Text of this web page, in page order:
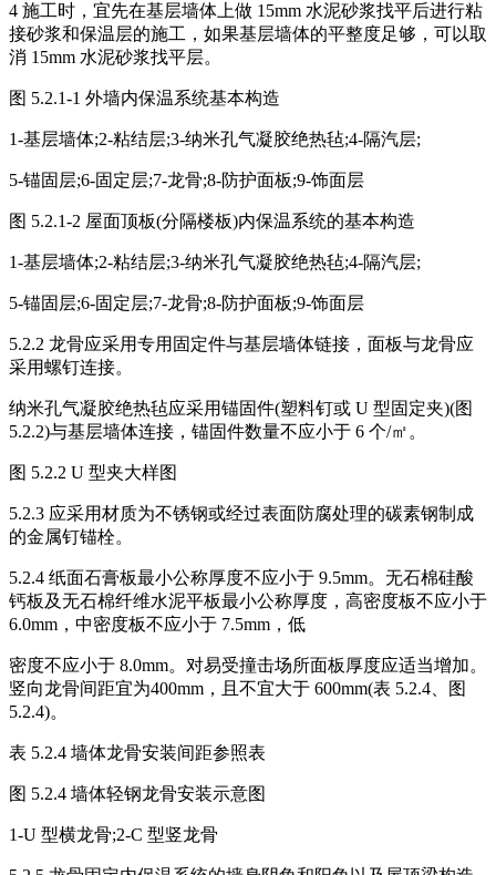
4 施工时，宜先在基层墙体上做 15mm 水泥砂浆找平后进行粘
接砂浆和保温层的施工，如果基层墙体的平整度足够，可以取
消 15mm 水泥砂浆找平层。
图 5.2.1-1 外墙内保温系统基本构造
1-基层墙体;2-粘结层;3-纳米孔气凝胶绝热毡;4-隔汽层;
5-锚固层;6-固定层;7-龙骨;8-防护面板;9-饰面层
图 5.2.1-2 屋面顶板(分隔楼板)内保温系统的基本构造
1-基层墙体;2-粘结层;3-纳米孔气凝胶绝热毡;4-隔汽层;
5-锚固层;6-固定层;7-龙骨;8-防护面板;9-饰面层
5.2.2 龙骨应采用专用固定件与基层墙体链接，面板与龙骨应
采用螺钉连接。
纳米孔气凝胶绝热毡应采用锚固件(塑料钉或 U 型固定夹)(图
5.2.2)与基层墙体连接，锚固件数量不应小于 6 个/㎡。
图 5.2.2 U 型夹大样图
5.2.3 应采用材质为不锈钢或经过表面防腐处理的碳素钢制成
的金属钉锚栓。
5.2.4 纸面石膏板最小公称厚度不应小于 9.5mm。无石棉硅酸
钙板及无石棉纤维水泥平板最小公称厚度，高密度板不应小于
6.0mm，中密度板不应小于 7.5mm，低
密度不应小于 8.0mm。对易受撞击场所面板厚度应适当增加。
竖向龙骨间距宜为400mm，且不宜大于 600mm(表 5.2.4、图
5.2.4)。
表 5.2.4 墙体龙骨安装间距参照表
图 5.2.4 墙体轻钢龙骨安装示意图
1-U 型横龙骨;2-C 型竖龙骨